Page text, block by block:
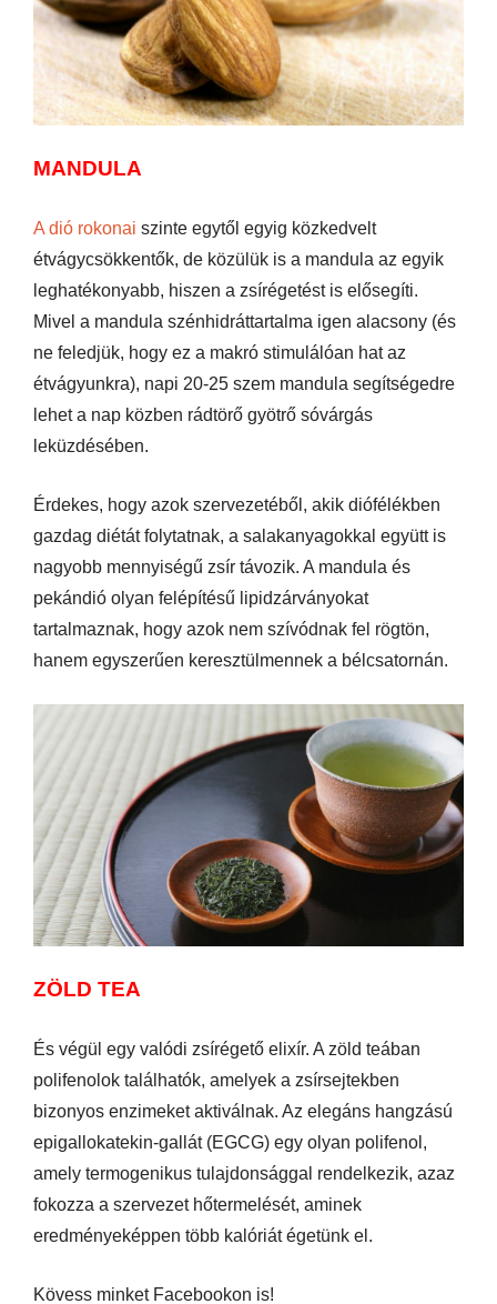
MANDULA
A dió rokonai szinte egytől egyig közkedvelt
étvágycsökkentők, de közülük is a mandula az egyik
leghatékonyabb, hiszen a zsírégetést is elősegíti.
Mivel a mandula szénhidráttartalma igen alacsony (és
ne feledjük, hogy ez a makró stimulálóan hat az
étvágyunkra), napi 20-25 szem mandula segítségedre
lehet a nap közben rádtörő gyötrő sóvárgás
leküzdésében.
Érdekes, hogy azok szervezetéből, akik diófélékben
gazdag diétát folytatnak, a salakanyagokkal együtt is
nagyobb mennyiségű zsír távozik. A mandula és
pekándió olyan felépítésű lipidzárványokat
tartalmaznak, hogy azok nem szívódnak fel rögtön,
hanem egyszerűen keresztülmennek a bélcsatornán.
ZÖLD TEA
És végül egy valódi zsírégető elixír. A zöld teában
polifenolok találhatók, amelyek a zsírsejtekben
bizonyos enzimeket aktiválnak. Az elegáns hangzású
epigallokatekin-gallát (EGCG) egy olyan polifenol,
amely termogenikus tulajdonsággal rendelkezik, azaz
fokozza a szervezet hőtermelését, aminek
eredményeképpen több kalóriát égetünk el.
Kövess minket Facebookon is!